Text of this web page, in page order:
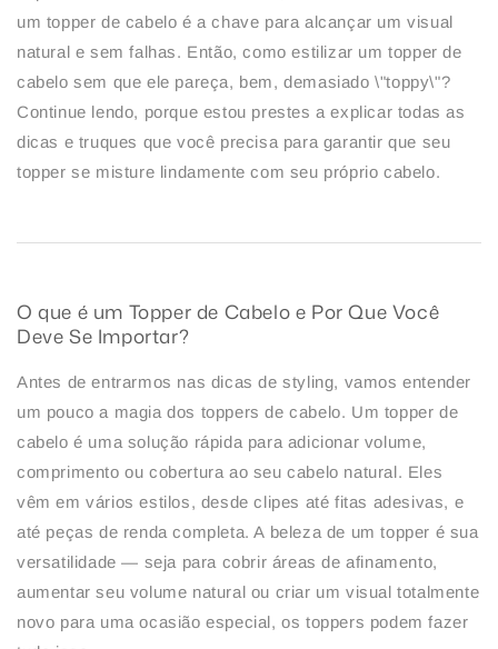
um topper de cabelo é a chave para alcançar um visual
natural e sem falhas. Então, como estilizar um topper de
cabelo sem que ele pareça, bem, demasiado \"toppy\"?
Continue lendo, porque estou prestes a explicar todas as
dicas e truques que você precisa para garantir que seu
topper se misture lindamente com seu próprio cabelo.
O que é um Topper de Cabelo e Por Que Você
Deve Se Importar?
Antes de entrarmos nas dicas de styling, vamos entender
um pouco a magia dos toppers de cabelo. Um topper de
cabelo é uma solução rápida para adicionar volume,
comprimento ou cobertura ao seu cabelo natural. Eles
vêm em vários estilos, desde clipes até fitas adesivas, e
até peças de renda completa. A beleza de um topper é sua
versatilidade — seja para cobrir áreas de afinamento,
aumentar seu volume natural ou criar um visual totalmente
novo para uma ocasião especial, os toppers podem fazer